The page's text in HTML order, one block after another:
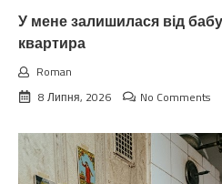
У мене залишилася від
квартира
Roman
8 Липня, 2026
No Comments